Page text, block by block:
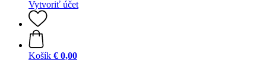
Vytvoriť účet
Košík € 0,00